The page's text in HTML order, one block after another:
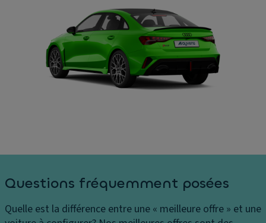
o
tr
cl
ra
g
e
in
ér
ur
Questions fréquemment posées
Quelle est la différence entre une « meilleure offre » et une